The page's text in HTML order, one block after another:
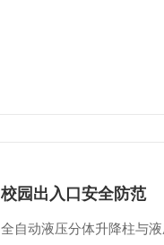
校园出入口安全防范
全自动液压分体升降柱与